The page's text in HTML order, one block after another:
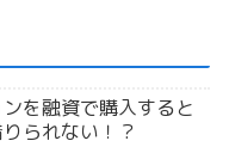
を融資で購入すると
られない！？